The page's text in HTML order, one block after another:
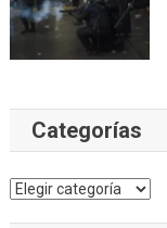
Categorías
Categorías